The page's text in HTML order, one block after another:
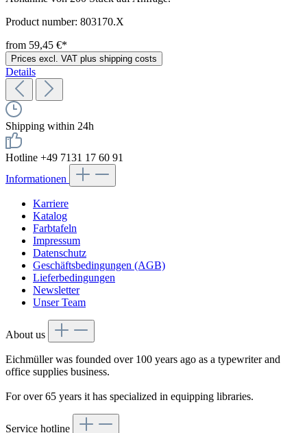
Product number: 803170.X
from 59,45 €*
Prices excl. VAT plus shipping costs
Details
Shipping within 24h
Hotline +49 7131 17 60 91
Informationen
Karriere
Katalog
Farbtafeln
Impressum
Datenschutz
Geschäftsbedingungen (AGB)
Lieferbedingungen
Newsletter
Unser Team
About us
Eichmüller was founded over 100 years ago as a typewriter and
office supplies business.
For over 65 years it has specialized in equipping libraries.
Service hotline